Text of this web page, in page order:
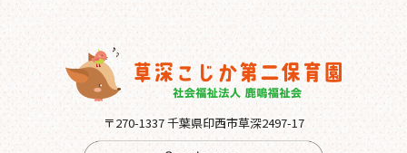
〒270-1337 千葉県印西市草深2497-17